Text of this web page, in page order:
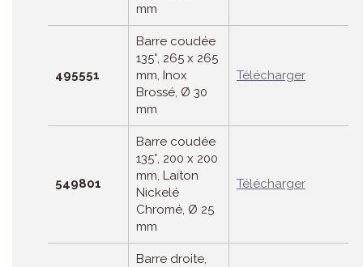
mm
495551
Barre coudée
135°, 265 x 265
mm, Inox
Brossé, Ø 30
mm
Télécharger
549801
Barre coudée
135°, 200 x 200
mm, Laiton
Nickelé
Chromé, Ø 25
mm
Télécharger
Barre droite,